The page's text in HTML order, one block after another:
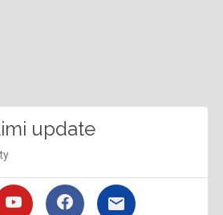
update